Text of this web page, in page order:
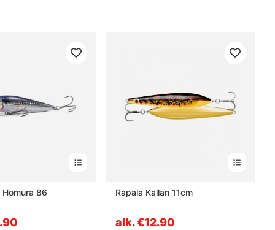
86 Rapala Kallan 11cm
alk. €12.90